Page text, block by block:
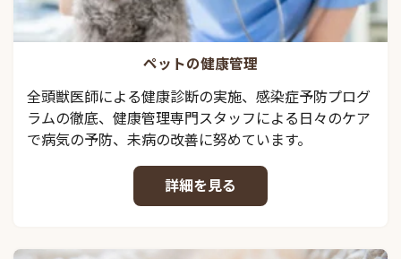
ペットの健康管理
全頭獣医師による健康診断の実施、感染症予防プログ
ラムの徹底、健康管理専門スタッフによる日々のケア
で病気の予防、未病の改善に努めています。
詳細を見る